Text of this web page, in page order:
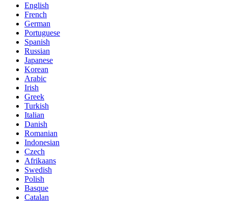
English
French
German
Portuguese
Spanish
Russian
Japanese
Korean
Arabic
Irish
Greek
Turkish
Italian
Danish
Romanian
Indonesian
Czech
Afrikaans
Swedish
Polish
Basque
Catalan